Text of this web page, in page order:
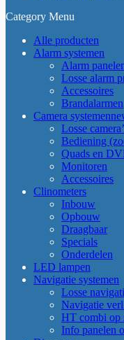
Category Menu
Alle producten
Alarm systemen
Alarm
Losse alarm
Accessoires
Brandalarmen
Camera systemen
Losse
Bediening
Quads en
Monitoren
Accessoires
Clinometers
Inbouw
Opbouw
Draagbaar
Specials
Onderdelen
LED lampen
Navigatie systemen
Losse
Navigatie
HT combi op
Info panelen